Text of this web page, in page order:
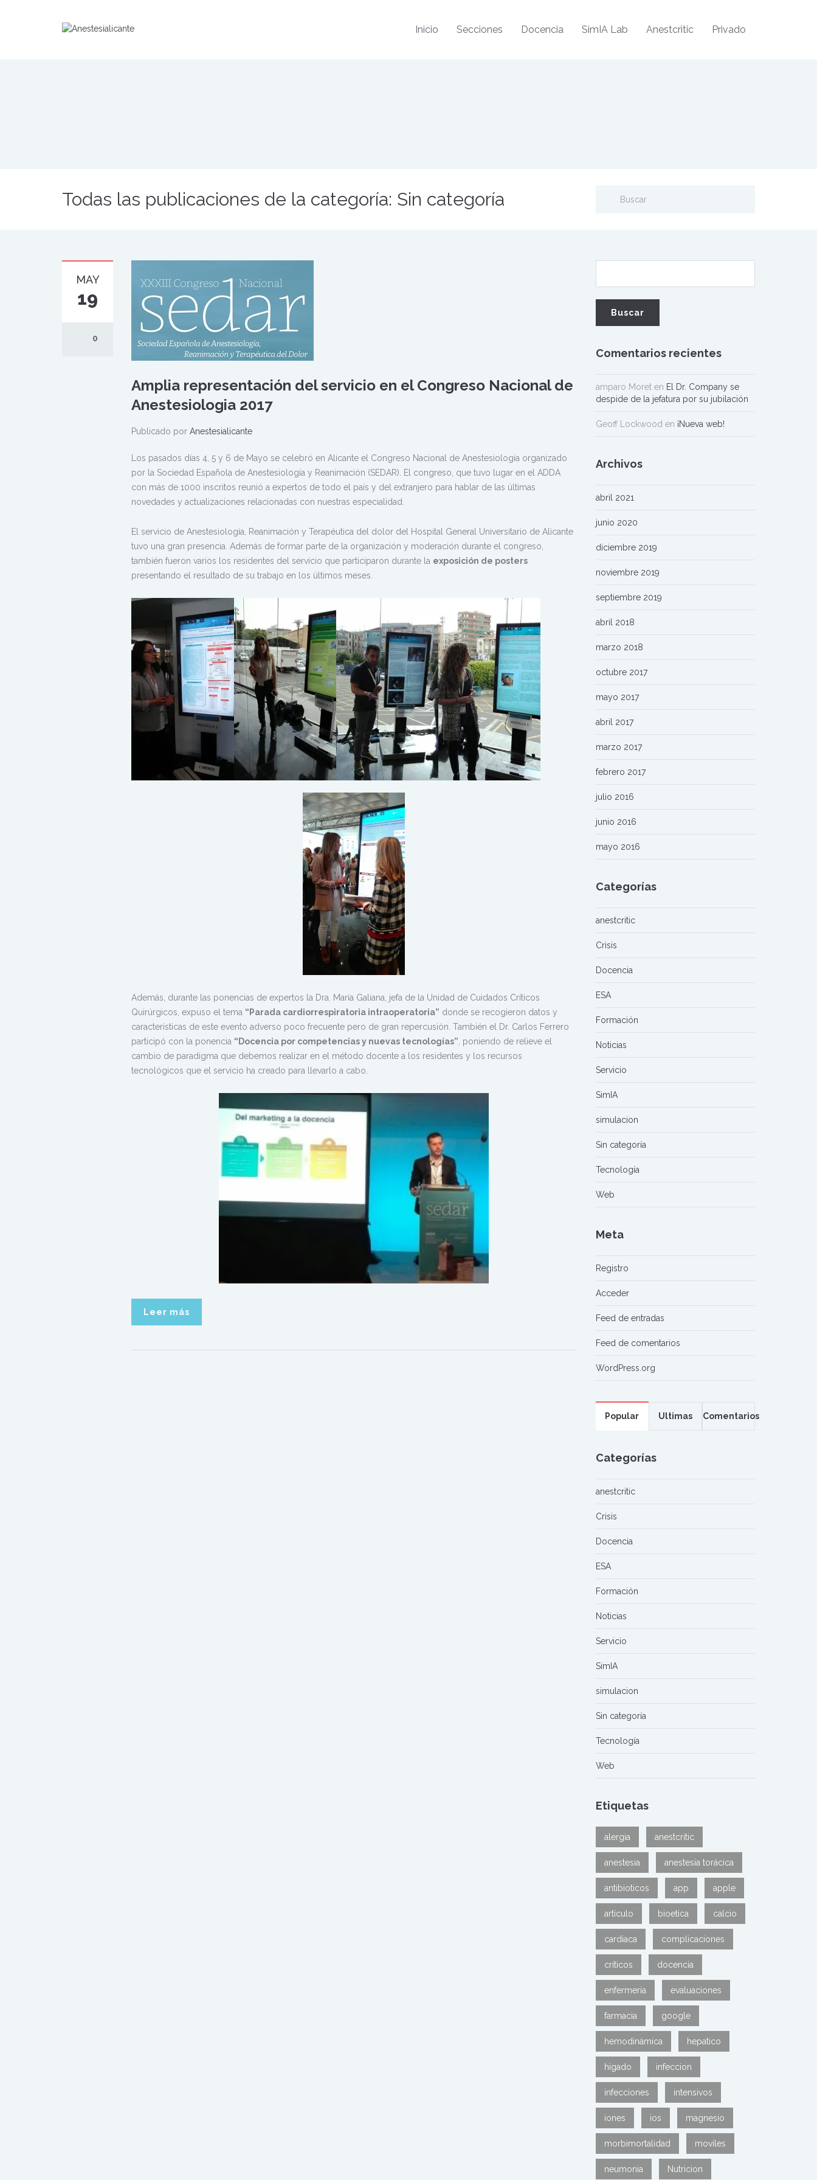
Inicio Secciones Docencia SimIA Lab Anestcritic Privado
Todas las publicaciones de la categoría: Sin categoría
MAY
19
0
Amplia representación del servicio en el Congreso Nacional de
Anestesiologia 2017
Publicado por Anestesialicante
Los pasados días 4, 5 y 6 de Mayo se celebró en Alicante el Congreso Nacional de Anestesiología organizado
por la Sociedad Española de Anestesiología y Reanimación (SEDAR). El congreso, que tuvo lugar en el ADDA
con más de 1000 inscritos reunió a expertos de todo el país y del extranjero para hablar de las últimas
novedades y actualizaciones relacionadas con nuestras especialidad.
El servicio de Anestesiología, Reanimación y Terapéutica del dolor del Hospital General Universitario de Alicante
tuvo una gran presencia. Además de formar parte de la organización y moderación durante el congreso,
también fueron varios los residentes del servicio que participaron durante la exposición de posters
presentando el resultado de su trabajo en los últimos meses.
Además, durante las ponencias de expertos la Dra. María Galiana, jefa de la Unidad de Cuidados Críticos
Quirúrgicos, expuso el tema “Parada cardiorrespiratoria intraoperatoria” donde se recogieron datos y
características de este evento adverso poco frecuente pero de gran repercusión. También el Dr. Carlos Ferrero
participó con la ponencia “Docencia por competencias y nuevas tecnologías” , poniendo de relieve el
cambio de paradigma que debemos realizar en el método docente a los residentes y los recursos
tecnológicos que el servicio ha creado para llevarlo a cabo.
Leer más
Comentarios recientes
amparo Moreten El Dr. Company se
despide de la jefatura por su jubilación
Geoff Lockwood en ¡Nueva web!
Archivos
abril 2021
junio 2020
diciembre 2019
noviembre 2019
septiembre 2019
abril 2018
marzo 2018
octubre 2017
mayo 2017
abril 2017
marzo 2017
febrero 2017
julio 2016
junio 2016
mayo 2016
Categorías
anestcritic
Crisis
Docencia
ESA
Formación
Noticias
Servicio
SimIA
simulacion
Sin categoría
Tecnología
Web
Meta
Registro
Acceder
Feed de entradas
Feed de comentarios
WordPress.org
Popular Ultimas Comentarios
Categorías
anestcritic
Crisis
Docencia
ESA
Formación
Noticias
Servicio
SimIA
simulacion
Sin categoría
Tecnología
Web
Etiquetas
alergia anestcritic
anestesia anestesia torácica
antibioticos app apple
artículo bioetica calcio
cardiaca complicaciones
críticos docencia
enfermeria evaluaciones
farmacia google
hemodinámica hepatico
higado infeccion
infecciones intensivos
iones ios magnesio
morbimortalidad moviles
neumonia Nutricion